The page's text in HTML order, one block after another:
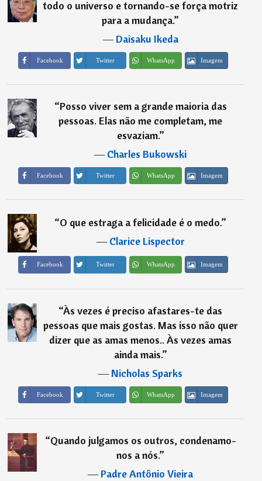
todo o universo e tornando-se força motriz
para a mudança.”
―Daisaku Ikeda
Facebook Twitter WhatsApp Imagem
“Posso viver sem a grande maioria das
pessoas. Elas não me completam, me
esvaziam.”
―Charles Bukowski
Facebook Twitter WhatsApp Imagem
“O que estraga a felicidade é o medo.”
―Clarice Lispector
Facebook Twitter WhatsApp Imagem
“Às vezes é preciso afastares-te das
pessoas que mais gostas. Mas isso não quer
dizer que as amas menos.. Às vezes amas
ainda mais.”
―Nicholas Sparks
Facebook Twitter WhatsApp Imagem
“Quando julgamos os outros, condenamo-
nos a nós.”
―Padre Antônio Vieira